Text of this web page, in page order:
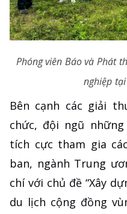
Phóng viên Báo và Phát
nghiệp
Bên cạnh các giải
chức, đội ngũ
tích cực tham gia
ban, ngành Trung
chí với chủ đề “Xây
du lịch cộng đồng